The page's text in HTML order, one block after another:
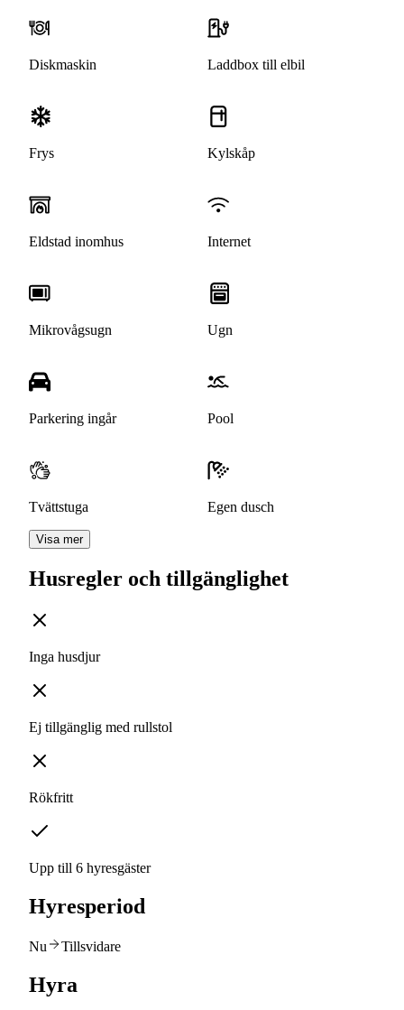
Diskmaskin Laddbox till elbil
Frys Kylskåp
Eldstad inomhus Internet
Mikrovågsugn Ugn
Parkering ingår Pool
Tvättstuga Egen dusch
Visa mer
Husregler och tillgänglighet
Inga husdjur
Ej tillgänglig med rullstol
Rökfritt
Upp till 6 hyresgäster
Hyresperiod
Nu Tillsvidare
Hyra